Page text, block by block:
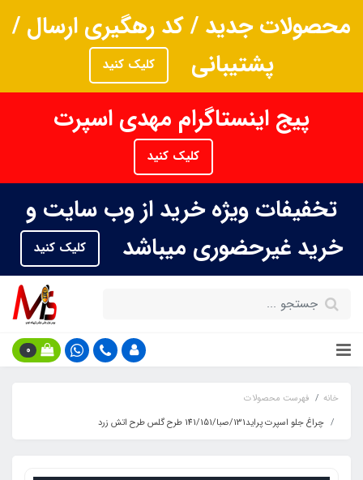
محصولات جدید / کد رهگیری ارسال /
پشتیبانی
کلیک کنید
پیج اینستاگرام مهدی اسپرت
کلیک کنید
تخفیفات ویژه خرید از وب سایت و
خرید غیرحضوری میباشد
کلیک کنید
0
خانه
فهرست محصولات
چراغ جلو اسپرت پراید131/صبا/141/151 طرح گلس طرح اتش زرد